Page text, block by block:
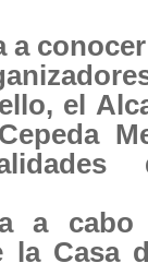
a
el
a
la Casa